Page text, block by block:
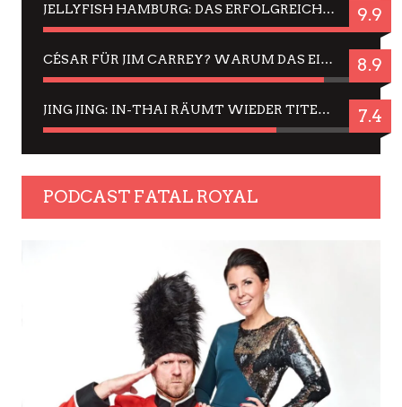
JELLYFISH HAMBURG: DAS ERFOLGREICHE SOMMER-MENÜ 2025 IN GEFÜHLEN UND BILDERN 9.9
CÉSAR FÜR JIM CARREY? WARUM DAS EINER DER NERVIGSTEN ACTORS IST UND BLEIBT 8.9
JING JING: IN-THAI RÄUMT WIEDER TITEL AB – EIN ZWEI-STUNDEN-ERLEBNISBERICHT 7.4
PODCAST FATAL ROYAL